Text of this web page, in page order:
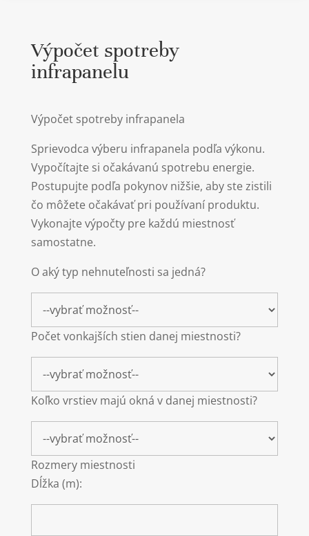
Výpočet spotreby
infrapanelu
Výpočet spotreby infrapanela
Sprievodca výberu infrapanela podľa výkonu.
Vypočítajte si očakávanú spotrebu energie.
Postupujte podľa pokynov nižšie, aby ste zistili
čo môžete očakávať pri používaní produktu.
Vykonajte výpočty pre každú miestnosť
samostatne.
O aký typ nehnuteľnosti sa jedná?
Počet vonkajších stien danej miestnosti?
Koľko vrstiev majú okná v danej miestnosti?
Rozmery miestnosti
Dĺžka (m):